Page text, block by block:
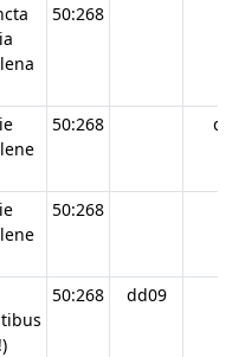
50:268
50:268
50:268
50:268 dd09